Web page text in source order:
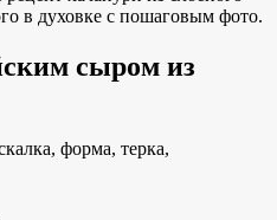
в духовке с пошаговым фото.
сыром из
форма, терка,